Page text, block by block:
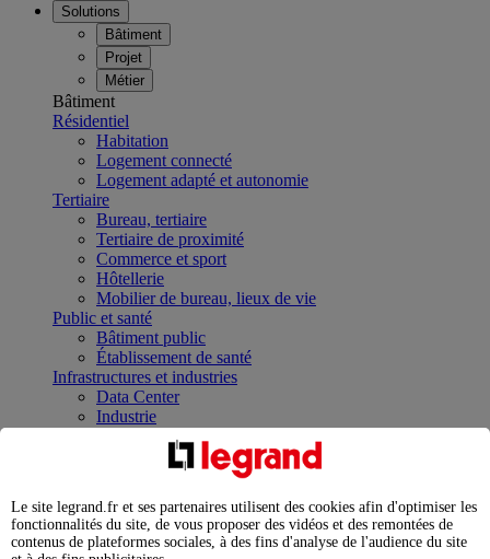
Solutions
Bâtiment
Projet
Métier
Bâtiment
Résidentiel
Habitation
Logement connecté
Logement adapté et autonomie
Tertiaire
Bureau, tertiaire
Tertiaire de proximité
Commerce et sport
Hôtellerie
Mobilier de bureau, lieux de vie
Public et santé
Bâtiment public
Établissement de santé
Infrastructures et industries
Data Center
Industrie
Infrastructures
Contrôler et planifier le fonctionnement des appareils
Répartir et optimiser son tableau électrique
Legrand Data Center Solutions : concentrer les
expertises au service de vos performances
Le site legrand.fr et ses partenaires utilisent des cookies afin d'optimiser les
fonctionnalités du site, de vous proposer des vidéos et des remontées de
contenus de plateformes sociales, à des fins d'analyse de l'audience du site